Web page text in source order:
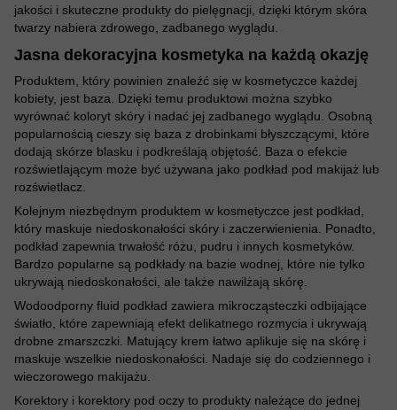
jakości i skuteczne produkty do pielęgnacji, dzięki którym skóra
twarzy nabiera zdrowego, zadbanego wyglądu.
Jasna dekoracyjna kosmetyka na każdą okazję
Produktem, który powinien znaleźć się w kosmetyczce każdej
kobiety, jest baza. Dzięki temu produktowi można szybko
wyrównać koloryt skóry i nadać jej zadbanego wyglądu. Osobną
popularnością cieszy się baza z drobinkami błyszczącymi, które
dodają skórze blasku i podkreślają objętość. Baza o efekcie
rozświetlającym może być używana jako podkład pod makijaż lub
rozświetlacz.
Kolejnym niezbędnym produktem w kosmetyczce jest podkład,
który maskuje niedoskonałości skóry i zaczerwienienia. Ponadto,
podkład zapewnia trwałość różu, pudru i innych kosmetyków.
Bardzo popularne są podkłady na bazie wodnej, które nie tylko
ukrywają niedoskonałości, ale także nawilżają skórę.
Wodoodporny fluid podkład zawiera mikrocząsteczki odbijające
światło, które zapewniają efekt delikatnego rozmycia i ukrywają
drobne zmarszczki. Matujący krem łatwo aplikuje się na skórę i
maskuje wszelkie niedoskonałości. Nadaje się do codziennego i
wieczorowego makijażu.
Korektory i korektory pod oczy to produkty należące do jednej